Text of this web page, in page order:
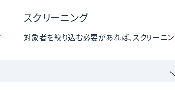
スクリーニング
対象者を絞り込む必要があれば、スクリーニ